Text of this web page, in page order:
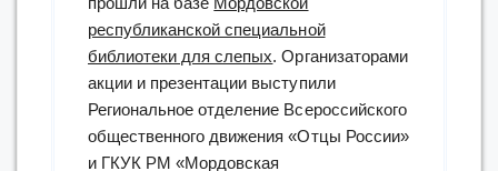
республиканской специальной
библиотеки для слепых. Организаторами
акции и презентации выступили
Региональное отделение Всероссийского
общественного движения «Отцы России»
и ГКУК РМ «Мордовская